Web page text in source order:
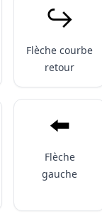
↪️
Flèche courbe
retour
⬅️
Flèche
gauche